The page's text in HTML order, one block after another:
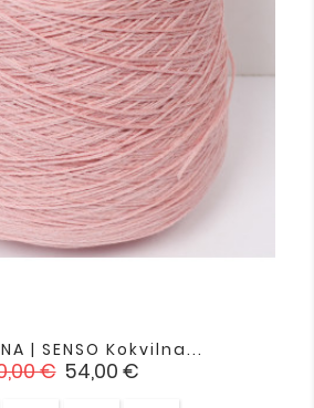
| SENSO Kokvilna...
€ Cena
54,00 €